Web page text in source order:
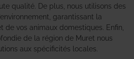
qualité. De plus, nous utilisons des
garantissant la
vos animaux domestiques. Enfin,
de la région de Muret nous
aux spécificités locales.